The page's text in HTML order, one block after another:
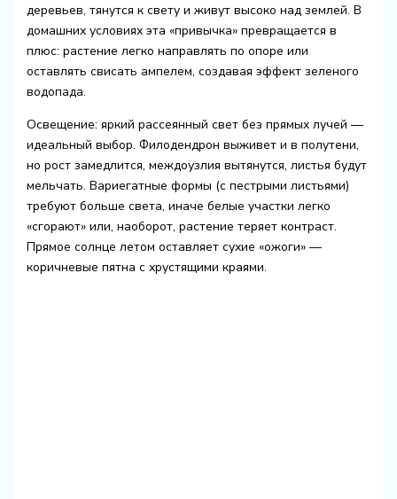
деревьев, тянутся к свету и живут высоко над землей. В
домашних условиях эта «привычка» превращается в
плюс: растение легко направлять по опоре или
оставлять свисать ампелем, создавая эффект зеленого
водопада.
Освещение: яркий рассеянный свет без прямых лучей —
идеальный выбор. Филодендрон выживет и в полутени,
но рост замедлится, междоузлия вытянутся, листья будут
мельчать. Вариегатные формы (с пестрыми листьями)
требуют больше света, иначе белые участки легко
«сгорают» или, наоборот, растение теряет контраст.
Прямое солнце летом оставляет сухие «ожоги» —
коричневые пятна с хрустящими краями.